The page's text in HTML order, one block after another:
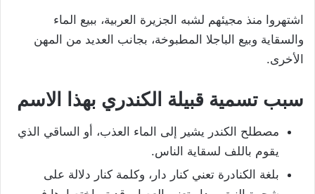
اشتهروا منذ مجيئهم لشبه الجزيرة العربية، ببيع الماء
والسقاية وبيع الباجلا المطبوخة، بجانب العديد من المهن
الأخرى.
سبب تسمية قبيلة الكندري بهذا الاسم
مصطلح الكندر يشير إلى الماء العذب، أو الساقي الذي
يقوم باللف لسقاية الناس.
بلغة الكنادرة تعني كنار دار، وكلمة كنار دلالة على